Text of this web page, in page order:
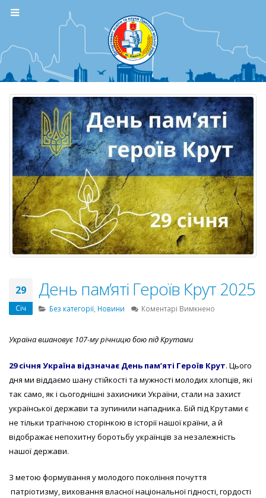
29
Січ
День пам’яті Героїв Крут 2025
Без категорії, Новини Коментарі Вимкнено
2025
Україна вшановує 107-му річницю бою під Крутами
29 січня Україна відзначає День пам’яті Героїв Крут. Цього
дня ми віддаємо шану стійкості та мужності молодих хлопців, які
так само, як і сьогоднішні захисники України, стали на захист
української держави та зупинили нападника. Бій під Крутами є
не тільки трагічною сторінкою в історії нашої країни, а й
відображає непохитну боротьбу українців за незалежність
нашої держави.
З метою формування у молодого покоління почуття
патріотизму, виховання власної національної гідності, гордості